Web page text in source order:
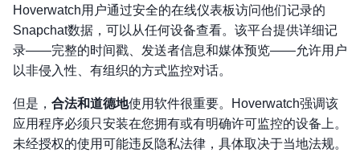
Hoverwatch用户通过安全的在线仪表板访问他们记录的
Snapchat数据，可以从任何设备查看。该平台提供详细记
录——完整的时间戳、发送者信息和媒体预览——允许用户
以非侵入性、有组织的方式监控对话。
但是， 合法和道德地使用软件很重要。Hoverwatch强调该
应用程序必须只安装在您拥有或有明确许可监控的设备上。
未经授权的使用可能违反隐私法律，具体取决于当地法规。